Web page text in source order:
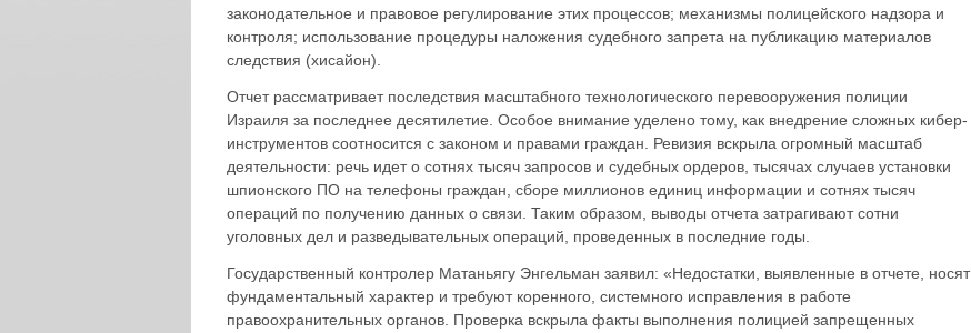
законодательное и правовое регулирование этих процессов; механизмы полицейского надзора и
контроля; использование процедуры наложения судебного запрета на публикацию материалов
следствия (хисайон).
Отчет рассматривает последствия масштабного технологического перевооружения полиции
Израиля за последнее десятилетие. Особое внимание уделено тому, как внедрение сложных кибер-
инструментов соотносится с законом и правами граждан. Ревизия вскрыла огромный масштаб
деятельности: речь идет о сотнях тысяч запросов и судебных ордеров, тысячах случаев установки
шпионского ПО на телефоны граждан, сборе миллионов единиц информации и сотнях тысяч
операций по получению данных о связи. Таким образом, выводы отчета затрагивают сотни
уголовных дел и разведывательных операций, проведенных в последние годы.
Государственный контролер Матаньягу Энгельман заявил: «Недостатки, выявленные в отчете, носят
фундаментальный характер и требуют коренного, системного исправления в работе
правоохранительных органов. Проверка вскрыла факты выполнения полицией запрещенных